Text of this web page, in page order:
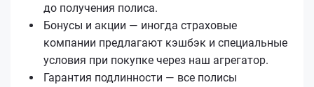
до получения полиса.
Бонусы и акции — иногда страховые
компании предлагают кэшбэк и специальные
условия при покупке через наш агрегатор.
Гарантия подлинности — все полисы